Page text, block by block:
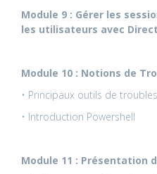
Module 9 : Gérer les
les utilisateurs avec
Module 10 : Notions de
• Principaux outils de
• Introduction Powershell
Module 11 : Présentation